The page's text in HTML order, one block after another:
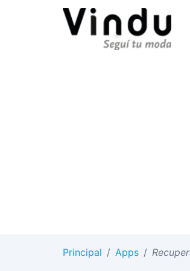
Principal / Apps /